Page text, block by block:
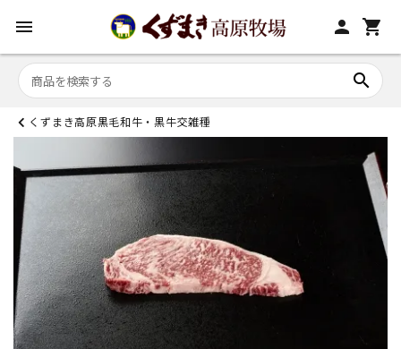
menu person shopping_cart
search
くずまき高原黒毛和牛・黒牛交雑種